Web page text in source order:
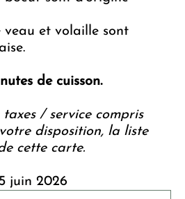
veau et volaille sont
de cuisson.
/ service compris
disposition, la liste
cette carte.
juin 2026